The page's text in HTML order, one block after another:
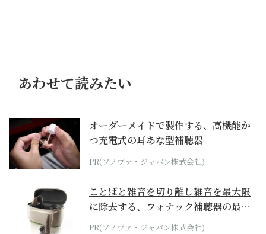
あわせて読みたい
オーダーメイドで製作する、高機能か
つ充電式の耳あな型補聴器
PR(ソノヴァ・ジャパン株式会社)
ことばと雑音を切り離し雑音を最大限
に除去する、フォナック補聴器の最上
位モデル
PR(ソノヴァ・ジャパン株式会社)